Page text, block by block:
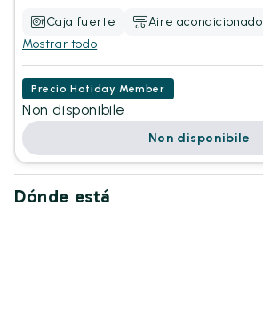
Caja fuerte Aire acondicionado
Mostrar todo
Precio Hotiday Member
Non disponibile
Non disponibile
Dónde está